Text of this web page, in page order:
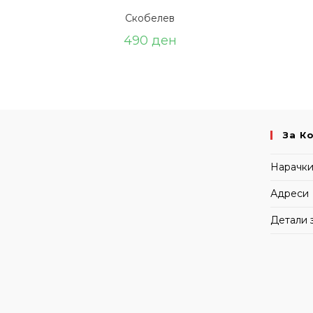
Скобелев
490 ден
За
Нарачки
Адреси
Детали